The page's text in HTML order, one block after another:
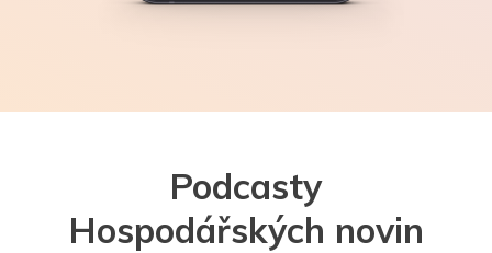
Podcasty
Hospodářských novin